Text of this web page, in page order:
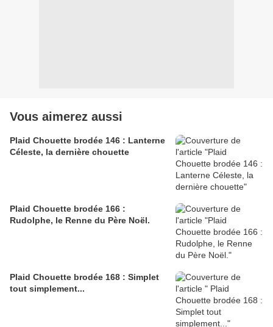
Vous aimerez aussi
Plaid Chouette brodée 146 : Lanterne
Céleste, la dernière chouette
Plaid Chouette brodée 166 :
Rudolphe, le Renne du Père Noël.
Plaid Chouette brodée 168 : Simplet
tout simplement...